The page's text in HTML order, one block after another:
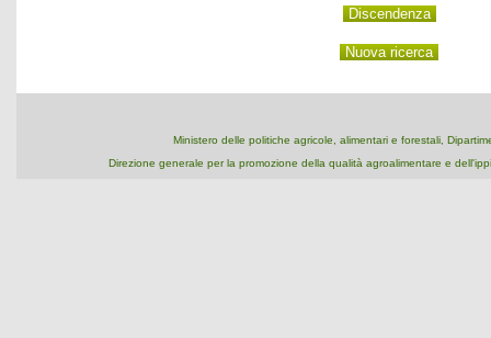
Ministero delle politiche agricole, alimentari e forestali,
Direzione generale per la promozione della qualità agroalimentare e